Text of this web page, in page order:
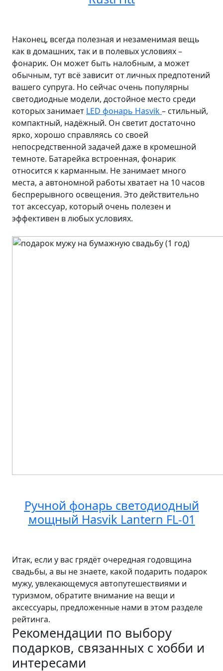
Наконец, всегда полезная и незаменимая вещь
как в домашних, так и в полевых условиях –
фонарик. Он может быть налобным, а может
обычным, тут всё зависит от личных предпотений
вашего супруга. Но сейчас очень популярны
светодиодные модели, достойное место среди
которых занимает LED фонарь Hasvik– стильный,
компактный, надёжный. Он светит достаточно
ярко, хорошо справляясь со своей
непосредственной задачей даже в кромешной
темноте. Батарейка встроенная, фонарик
относится к карманным. Не занимает много
места, а автономной работы хватает на 10 часов
беспрерывного освещения. Это действительно
тот аксессуар, который очень полезен и
эффективен в любых условиях.
Ручной фонарь светодиодный
мощный Hasvik Lantern FL-01
Итак, если у вас грядёт очередная годовщина
свадьбы, а вы не знаете, какой подарить подарок
мужу, увлекающемуся автопутешествиями и
туризмом, обратите внимание на вещи и
аксессуары, предложенные нами в этом разделе
рейтинга.
Рекомендации по выбору
подарков, связанных с хобби и
интересами